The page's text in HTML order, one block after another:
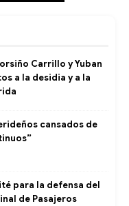
Carrillo y Yuban
a la desidia y a la
cansados de
para la defensa del
de Pasajeros